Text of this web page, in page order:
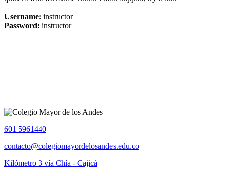
Username: instructor
Password: instructor
601 5961440
contacto@colegiomayordelosandes.edu.co
Kilómetro 3 vía Chía - Cajicá